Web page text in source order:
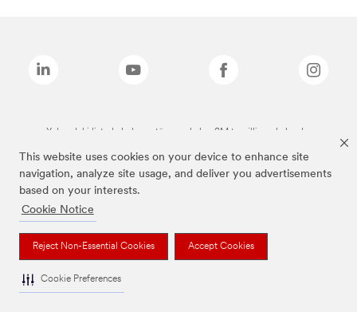
This website uses cookies on your device to enhance site
navigation, analyze site usage, and deliver you advertisements
based on your interests.
Cookie Notice
Reject Non-Essential Cookies Accept Cookies
Cookie Preferences
Yukarıdaki listede bulunan tüm markalar, 3M tescilli markalarıdır.